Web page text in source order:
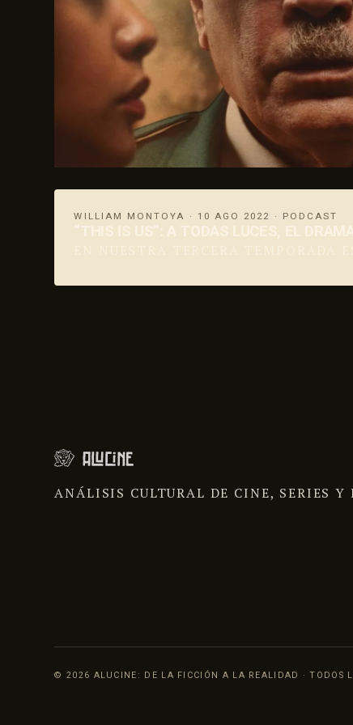
WILLIAM MONTOYA · 10 AGO 2022 · PODCAST
“THIS IS US”: A TODAS LUCES, EL
ANÁLISIS CULTURAL DE CINE, SERIES
© 2026 ALUCINE: DE LA FICCIÓN A LA REALIDAD · TODOS